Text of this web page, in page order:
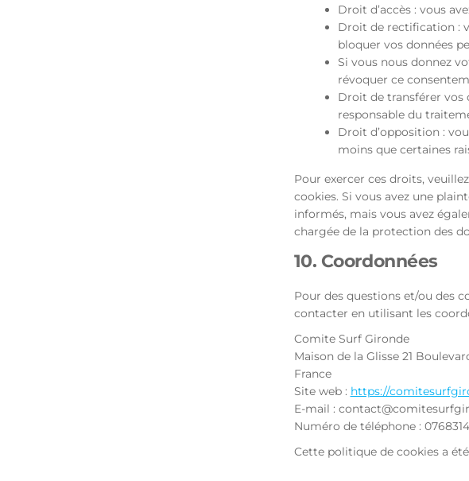
Droit d’accès : vous
Droit de rectification :
bloquer vos données
Si vous nous donnez
révoquer ce
Droit de transférer vos
responsable du
Droit d’opposition :
moins que certaines
Pour exercer ces droits,
cookies. Si vous avez une
informés, mais vous avez
chargée de la protection des
10. Coordonnées
Pour des questions et/ou des
contacter en utilisant les
Comite Surf Gironde
Maison de la Glisse 21
France
Site web : https://
E-mail : contact@
Numéro de téléphone :
Cette politique de cookies a